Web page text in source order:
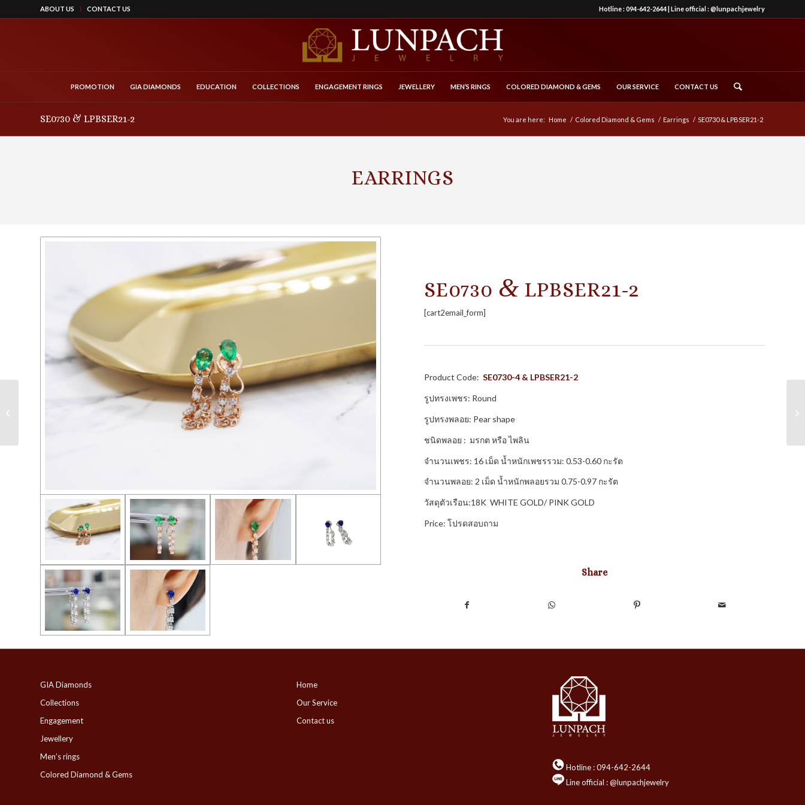
ABOUT US CONTACT US Hotline :094-642-2644| Line official :@lunpachjewelry
PROMOTION GIA DIAMONDS EDUCATION COLLECTIONS ENGAGEMENT RINGS JEWELLERY MEN’S RINGS COLORED DIAMOND & GEMS OUR SERVICE CONTACT US
SE0730 & LPBSER21-2 You are here: Home / Colored Diamond & Gems / Earrings / SE0730 & LPBSER21-2
EARRINGS
SE0730 & LPBSER21-2
[cart2email_form]
Product Code:SE0730-4 & LPBSER21-2
รูปทรงเพชร: Round
รูปทรงพลอย: Pear shape
ชนิดพลอย : มรกต หรือ ไพลิน
จำนวนเพชร: 16 เม็ด น้ำหนักเพชรรวม: 0.53-0.60 กะรัต
จำนวนพลอย: 2 เม็ด น้ำหนักพลอยรวม 0.75-0.97 กะรัต
วัสดุตัวเรือน:18K WHITE GOLD/ PINK GOLD
Price: โปรดสอบถาม
Share
GIA Diamonds
Collections
Engagement
Jewellery
Men’s rings
Colored Diamond & Gems
Home
Our Service
Contact us
Hotline :094-642-2644
Line official : @lunpachjewelry